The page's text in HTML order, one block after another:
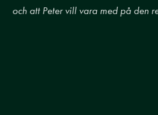
och att Peter vill vara med på den